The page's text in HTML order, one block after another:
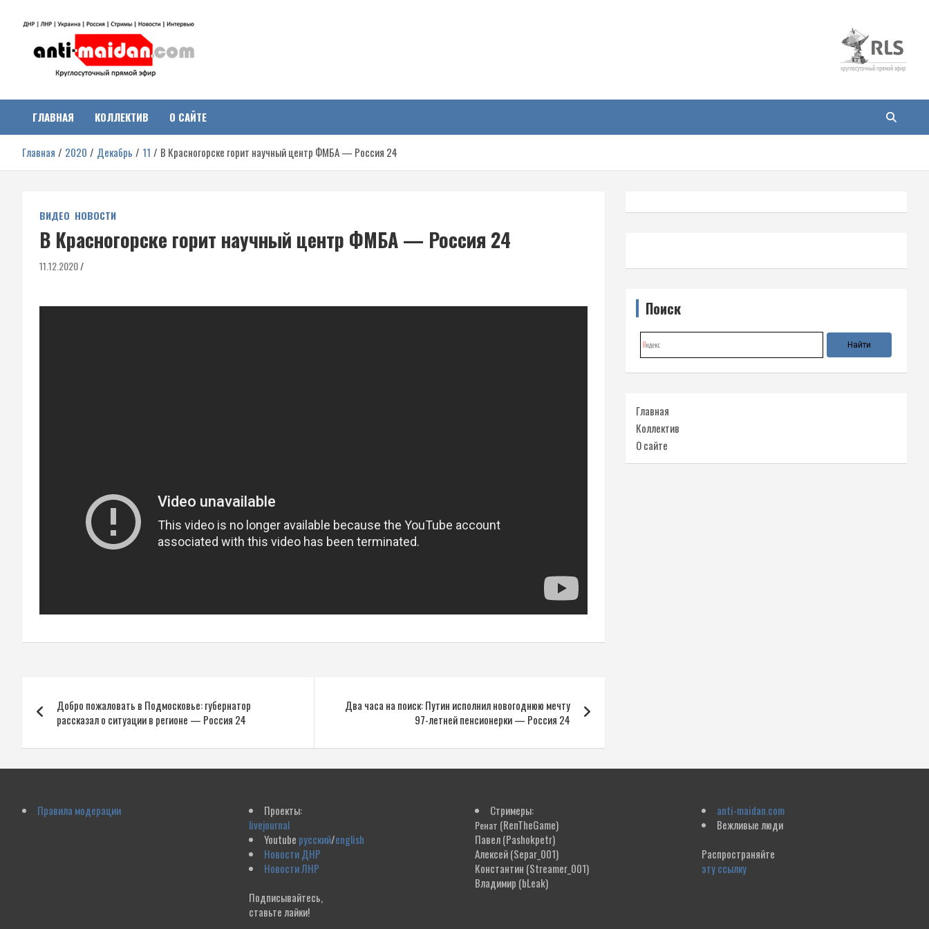
Антимайдан:
Гражданская война на
Украине
о гражданской войне на Украине, включая события в Новороссии,
ДНР, ЛНР и других регионах.
ГЛАВНАЯ КОЛЛЕКТИВ О САЙТЕ
Главная 2020 Декабрь 11 В Красногорске горит научный центр ФМБА — Россия 24
ВИДЕО НОВОСТИ
В Красногорске горит научный центр ФМБА — Россия 24
11.12.2020
по
записям
Добро пожаловать в Подмосковье: губернатор
рассказал о ситуации в регионе — Россия 24
Два часа на поиск: Путин исполнил новогоднюю мечту
97-летней пенсионерки — Россия 24
Поиск
Главная
Коллектив
О сайте
Правила модерации
Проекты:
livejournal
Youtube русский/english
Новости ДНР
Новости ЛНР
Подписывайтесь,
ставьте лайки!
Стримеры:
Ренат (RenTheGame)
Павел(Pashokpetr)
Алексей(Separ_001)
Константин (Streamer_001)
Владимир (bLeak)
anti-maidan.com
Вежливые люди
Распространяйте
эту ссылку